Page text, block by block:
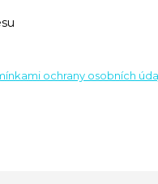
ochrany osobních